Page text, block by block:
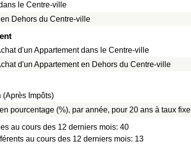
le Centre-ville
Dehors du Centre-ville
d'un Appartement dans le Centre-ville
d'un Appartement en Dehors du Centre-ville
(Après Impôts)
pourcentage (%), par année, pour 20 ans à taux fixe
au cours des 12 derniers mois: 40
au cours des 12 derniers mois: 13